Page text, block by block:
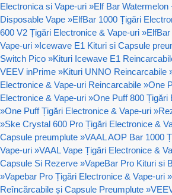
Electronica si Vape-uri »Elf Bar Watermelon
Disposable Vape »ElfBar 1000 Țigări
600 V2 Țigări Electronice & Vape-uri »
Vape-uri »Icewave E1 Kituri si Capsule
Switch Pico »Kituri Icewave E1
VEEV inPrime »Kituri UNNO Reincarcabile
Electronice & Vape-uri Reincarcabile »One
Electronice & Vape-uri »One Puff 800 Țigări
»One Puff Țigări Electronice & Vape-uri »
»Ske Crystal 600 Pro Țigări Electronice &
Capsule preumplute »VAAL AOP Bar 1000
Vape-uri »VAAL Vape Țigări Electronice &
Capsule Si Rezerve »VapeBar Pro Kituri si
»Vapebar Pro Țigări Electronice & Vape-uri »
Reîncărcabile și Capsule Preumplute »